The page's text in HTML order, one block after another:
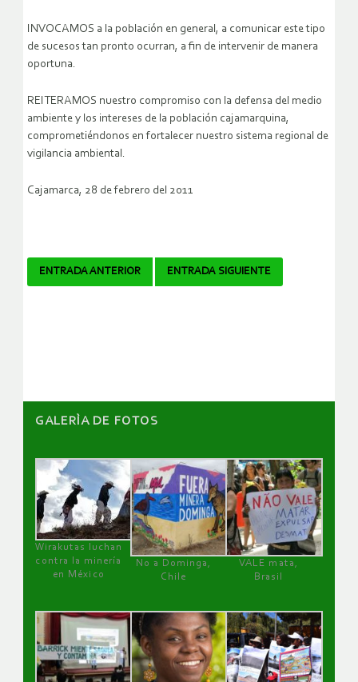
INVOCAMOS a la población en general, a comunicar este tipo
de sucesos tan pronto ocurran, a fin de intervenir de manera
oportuna.
REITERAMOS nuestro compromiso con la defensa del medio
ambiente y los intereses de la población cajamarquina,
comprometiéndonos en fortalecer nuestro sistema regional de
vigilancia ambiental.
Cajamarca, 28 de febrero del 2011
Navegador
ENTRADA ANTERIOR ENTRADA SIGUIENTE
GALERÌA DE FOTOS
Wirakutas luchan
contra la minería
en México
No a Dominga,
Chile
VALE mata,
Brasil